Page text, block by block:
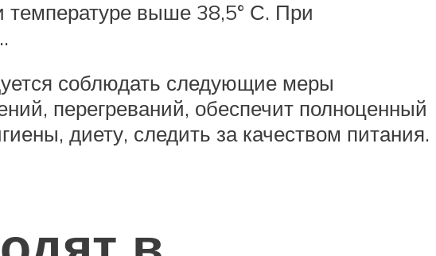
выше 38,5° С. При
соблюдать следующие меры
перегреваний, обеспечит полноценный
диету, следить за качеством питания.